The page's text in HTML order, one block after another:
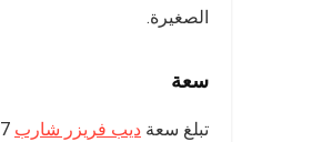
الصغيرة.
سعة
تبلغ سعة ديب فريزر شارب